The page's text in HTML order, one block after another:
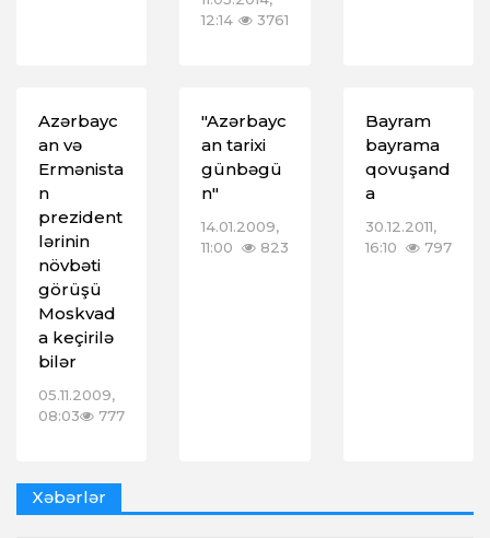
12:14
3761
Azərbayc
an və
Ermənista
n
prezident
lərinin
növbəti
görüşü
Moskvad
a keçirilə
bilər
05.11.2009,
08:03
777
"Azərbayc
an tarixi
günbəgü
n"
14.01.2009,
11:00
823
Bayram
bayrama
qovuşand
a
30.12.2011,
16:10
797
Xəbərlər